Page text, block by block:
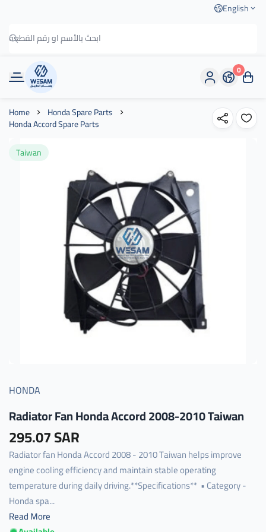
English
وسام الطريق
0
Home Honda Spare Parts
Honda Accord Spare Parts
Taiwan
HONDA
Radiator Fan Honda Accord 2008-2010 Taiwan
295.07 SAR
Radiator fan Honda Accord 2008 - 2010 Taiwan helps improve
engine cooling efficiency and maintain stable operating
temperature during daily driving.**Specifications** • Category -
Honda spa...
Read More